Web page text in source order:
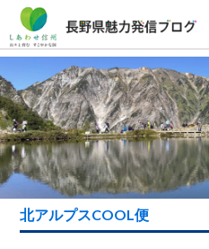
北アルプスCOOL便